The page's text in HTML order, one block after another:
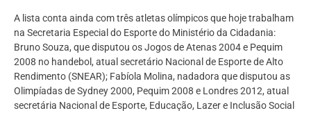
A lista conta ainda com três atletas olímpicos que hoje trabalham
na Secretaria Especial do Esporte do Ministério da Cidadania:
Bruno Souza, que disputou os Jogos de Atenas 2004 e Pequim
2008 no handebol, atual secretário Nacional de Esporte de Alto
Rendimento (SNEAR); Fabíola Molina, nadadora que disputou as
Olimpíadas de Sydney 2000, Pequim 2008 e Londres 2012, atual
secretária Nacional de Esporte, Educação, Lazer e Inclusão Social